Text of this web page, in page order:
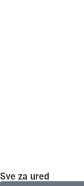
Sve za ured